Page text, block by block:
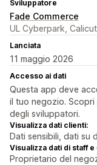
Sviluppatore
Fade Commerce
UL Cyberpark,
Lanciata
11 maggio 2026
Accesso ai dati
Questa app deve
il tuo negozio. Scopri
degli sviluppatori.
Visualizza dati clienti:
Dati sensibili, dati su
Visualizza dati di staff
Proprietario del